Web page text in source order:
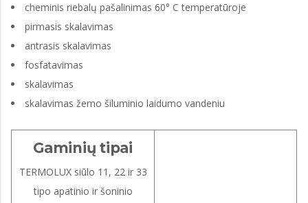
cheminis riebalų pašalinimas 60° C temperatūroje
pirmasis skalavimas
antrasis skalavimas
fosfatavimas
skalavimas
skalavimas žemo šiluminio laidumo vandeniu
Gaminių tipai
TERMOLUX siūlo 11, 22 ir 33
tipo apatinio ir šoninio